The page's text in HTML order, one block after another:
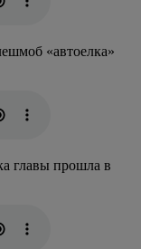
«автоелка»
главы прошла в